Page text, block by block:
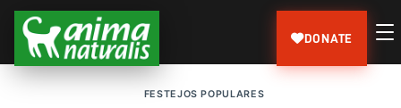
DONATE
FESTEJOS POPULARES